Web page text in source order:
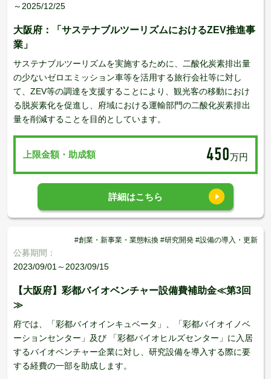
～2025/12/25
大阪府：「サステナブルツーリズムにおけるZEV推進事
業」
サステナブルツーリズムを実施するために、二酸化炭素排出量
の少ないゼロエミッション車等を活用する旅行会社等に対し
て、ZEV等の調達を支援することにより、観光客の移動におけ
る脱炭素化を促進し、府域における運輸部門の二酸化炭素排出
量を削減することを目的としています。
上限金額・助成額 450万円
詳細はこちら
#創業・新事業・業態転換 #研究開発 #設備の導入・更新
公募期間：
2023/09/01～2023/09/15
【大阪府】彩都バイオベンチャー設備費補助金≪第3回
≫
府では、「彩都バイオインキュベータ」、「彩都バイオイノベ
ーションセンター」及び 「彩都バイオヒルズセンター」に入居
するバイオベンチャー企業に対し、研究設備を導入する際に要
する経費の一部を助成します。